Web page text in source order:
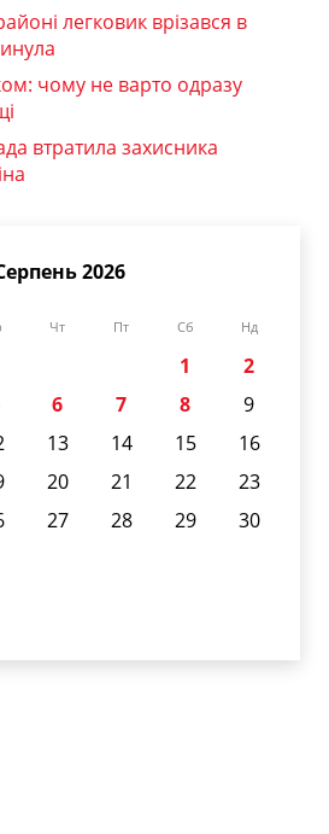
легковик врізався в
чому не варто одразу
втратила захисника
2026
Чт Пт Сб Нд
1
2
6 7 8
9
13 14 15
16
20 21 22
23
27 28 29
30